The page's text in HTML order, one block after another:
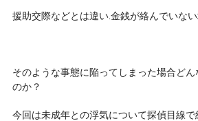
援助交際などとは違い.金銭が絡んでいない
そのような事態に陥ってしまった場合ど
のか？
今回は未成年との浮気について探偵目線で